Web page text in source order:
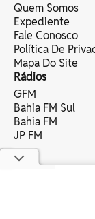
Quem Somos
Expediente
Fale Conosco
Política De
Mapa Do Site
Rádios
GFM
Bahia FM Sul
Bahia FM
JP FM